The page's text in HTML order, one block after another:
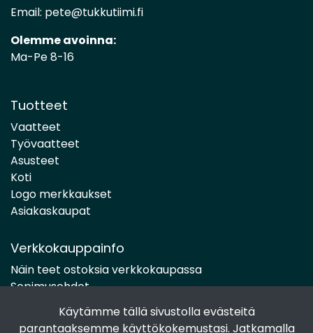
Käytämme tällä sivustolla evästeitä
parantaaksemme käyttökokemustasi. Jatkamalla
Email: pete@tukkutiimi.fi
Olemme avoinna:
Ma-Pe 8-16
Tuotteet
Vaatteet
Työvaatteet
Asusteet
Koti
Logo merkkaukset
Asiakaskaupat
Verkkokauppainfo
Näin teet ostoksia verkkokaupassa
Sopimusehdot
Toimitustavat
Maksutavat